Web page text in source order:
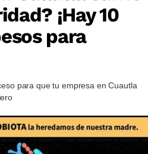
¡Hay 10
para
para que tu empresa en Cuautla